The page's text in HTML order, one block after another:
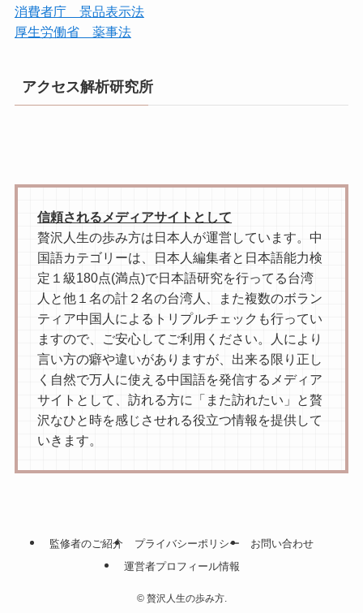
消費者庁 景品表示法
厚生労働省 薬事法
アクセス解析研究所
信頼されるメディアサイトとして
贅沢人生の歩み方は日本人が運営しています。中
国語カテゴリーは、日本人編集者と日本語能力検
定１級180点(満点)で日本語研究を行ってる台湾
人と他１名の計２名の台湾人、また複数のボラン
ティア中国人によるトリプルチェックも行ってい
ますので、ご安心してご利用ください。人により
言い方の癖や違いがありますが、出来る限り正し
く自然で万人に使える中国語を発信するメディア
サイトとして、訪れる方に「また訪れたい」と贅
沢なひと時を感じさせれる役立つ情報を提供して
いきます。
監修者のご紹介 プライバシーポリシー
お問い合わせ
運営者プロフィール情報
©贅沢人生の歩み方.